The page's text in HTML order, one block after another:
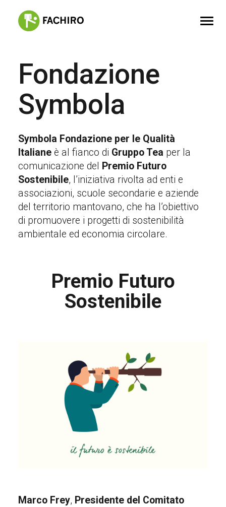
FACHIRO
PORTFOLIO
Fondazione
Symbola
Symbola Fondazione per le Qualità
Italianeè al fianco di Gruppo Tea per la
comunicazione del
Premio Futuro
Sostenibile, l’iniziativa rivolta ad enti e
associazioni, scuole secondarie e aziende
del territorio mantovano, che ha l’obiettivo
di promuovere i progetti di sostenibilità
ambientale ed economia circolare.
Premio Futuro
Sostenibile
Marco Frey, Presidente del Comitato